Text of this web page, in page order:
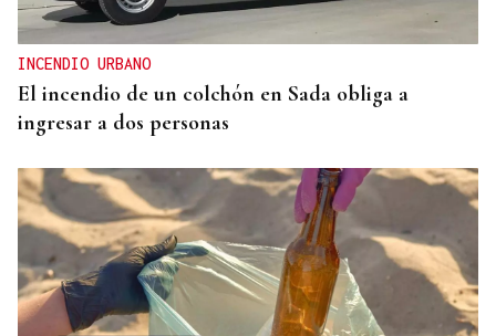
INCENDIO URBANO
El incendio de un colchón en Sada obliga a
ingresar a dos personas